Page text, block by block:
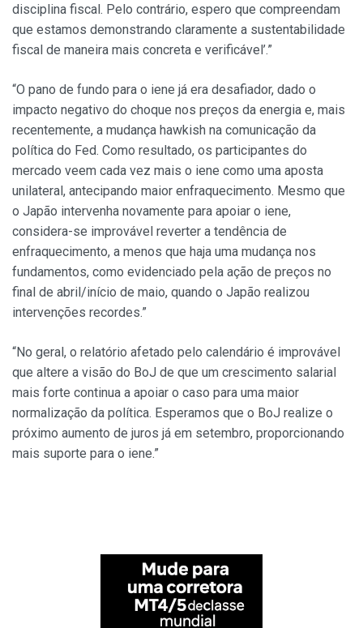
disciplina fiscal. Pelo contrário, espero que compreendam
que estamos demonstrando claramente a sustentabilidade
fiscal de maneira mais concreta e verificável’.”
“O pano de fundo para o iene já era desafiador, dado o
impacto negativo do choque nos preços da energia e, mais
recentemente, a mudança hawkish na comunicação da
política do Fed. Como resultado, os participantes do
mercado veem cada vez mais o iene como uma aposta
unilateral, antecipando maior enfraquecimento. Mesmo que
o Japão intervenha novamente para apoiar o iene,
considera-se improvável reverter a tendência de
enfraquecimento, a menos que haja uma mudança nos
fundamentos, como evidenciado pela ação de preços no
final de abril/início de maio, quando o Japão realizou
intervenções recordes.”
“No geral, o relatório afetado pelo calendário é improvável
que altere a visão do BoJ de que um crescimento salarial
mais forte continua a apoiar o caso para uma maior
normalização da política. Esperamos que o BoJ realize o
próximo aumento de juros já em setembro, proporcionando
mais suporte para o iene.”